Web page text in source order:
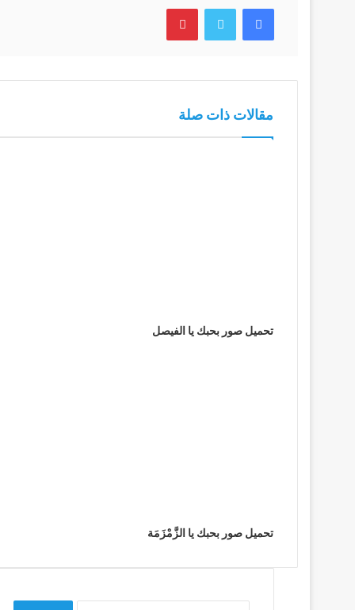
فيسبوك تويتر بينتيريست
مقالات ذات صلة
تحميل صور بحبك يا الفيصل
تحميل صور بحبك يا الزَّمْزَمَة